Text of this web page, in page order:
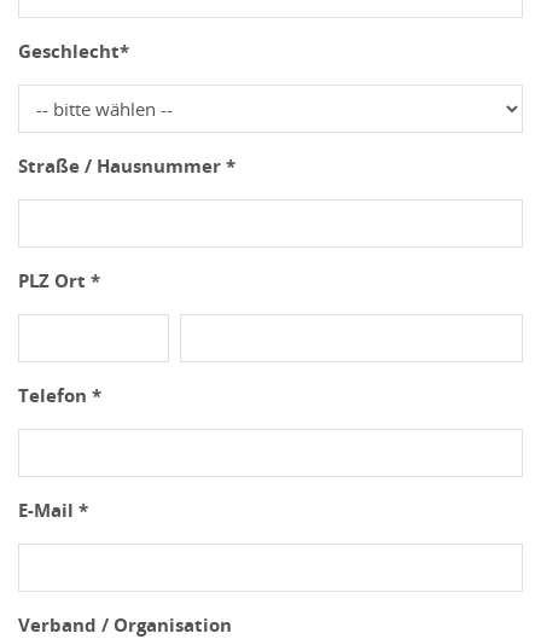
Geschlecht*
Straße / Hausnummer *
PLZ Ort *
Telefon *
E-Mail *
Verband / Organisation